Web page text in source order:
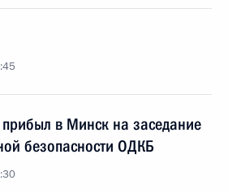
прибыл в Минск на заседание
безопасности ОДКБ